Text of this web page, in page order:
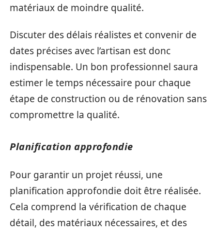
matériaux de moindre qualité.
Discuter des délais réalistes et convenir de
dates précises avec l’artisan est donc
indispensable. Un bon professionnel saura
estimer le temps nécessaire pour chaque
étape de construction ou de rénovation sans
compromettre la qualité.
Planification approfondie
Pour garantir un projet réussi, une
planification approfondie doit être réalisée.
Cela comprend la vérification de chaque
détail, des matériaux nécessaires, et des